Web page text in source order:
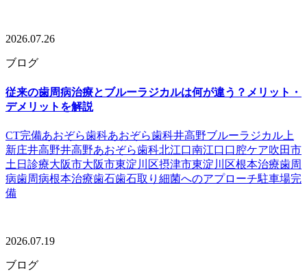
2026.07.26
ブログ
従来の歯周病治療とブルーラジカルは何が違う？メリット・
デメリットを解説
CT完備あおぞら歯科あおぞら歯科井高野ブルーラジカル 上
新庄井高野井高野あおぞら歯科北江口南江口口腔ケア吹田市
土日診療大阪市大阪市東淀川区摂津市東淀川区根本治療歯周
病歯周病根本治療歯石歯石取り 細菌へのアプローチ駐車場完
備
2026.07.19
ブログ